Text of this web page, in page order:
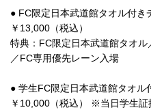
● FC限定日本武道館タオル付き
￥13,000（税込）
特典：FC限定日本武道館タオ
／FC専用優先レーン入場
● 学生FC限定日本武道館タオル
￥10,000（税込） ※当日学生証